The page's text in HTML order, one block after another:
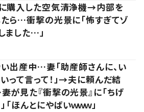
購入した空気清浄機→内部を
ら…衝撃の光景に「怖すぎてゾ
ました…」
出産中…妻「助産師さんに、い
って言って！」→夫に頼んだ結
見た『衝撃の光景』に「ちげ
」「ほんとにやばいｗｗｗ」